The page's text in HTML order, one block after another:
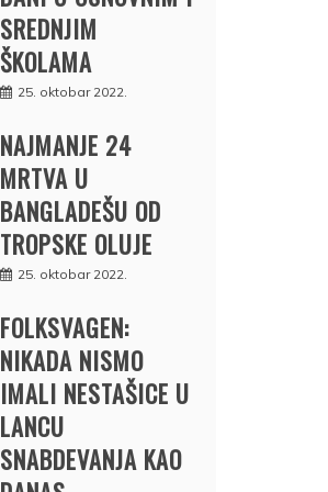
SREDNJIM
ŠKOLAMA
25. oktobar 2022.
NAJMANJE 24
MRTVA U
BANGLADEŠU OD
TROPSKE OLUJE
25. oktobar 2022.
FOLKSVAGEN:
NIKADA NISMO
IMALI NESTAŠICE U
LANCU
SNABDEVANJA KAO